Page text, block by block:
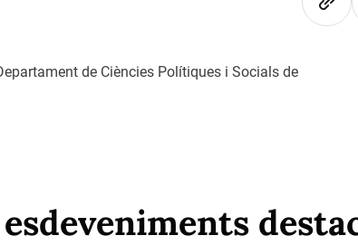
de Ciències Polítiques i Socials de